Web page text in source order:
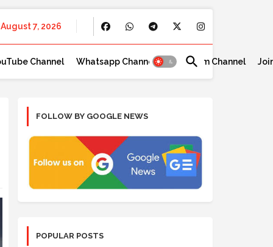
August 7, 2026
Channel Whatsapp Channel Telegram Channel
FOLLOW BY GOOGLE NEWS
POPULAR POSTS